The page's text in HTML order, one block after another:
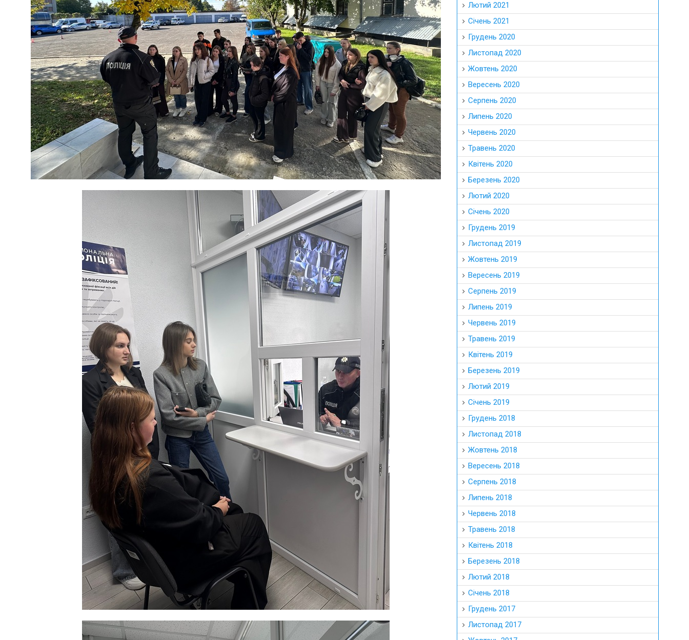
Лютий 2021
Січень 2021
Грудень 2020
Листопад 2020
Жовтень 2020
Вересень 2020
Серпень 2020
Липень 2020
Червень 2020
Травень 2020
Квітень 2020
Березень 2020
Лютий 2020
Січень 2020
Грудень 2019
Листопад 2019
Жовтень 2019
Вересень 2019
Серпень 2019
Липень 2019
Червень 2019
Травень 2019
Квітень 2019
Березень 2019
Лютий 2019
Січень 2019
Грудень 2018
Листопад 2018
Жовтень 2018
Вересень 2018
Серпень 2018
Липень 2018
Червень 2018
Травень 2018
Квітень 2018
Березень 2018
Лютий 2018
Січень 2018
Грудень 2017
Листопад 2017